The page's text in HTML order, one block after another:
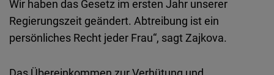
Wir haben das Gesetz im ersten Jahr unserer
Regierungszeit geändert. Abtreibung ist ein
persönliches Recht jeder Frau“, sagt Zajkova.